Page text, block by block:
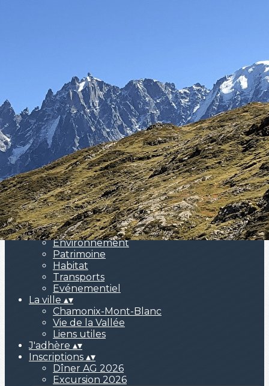
Ajoutez un logo, un bouton, des réseaux sociaux
Cliquez pour éditer
Actualités▴▾
L'association▴▾
Missions
Statuts
Notre équipe
Assemblées Générales
Les enjeux▴▾
Les enjeux de la vallée
Environnement
Patrimoine
Habitat
Transports
Evénementiel
La ville ▴▾
Chamonix-Mont-Blanc
Vie de la Vallée
Liens utiles
J'adhère ▴▾
Inscriptions ▴▾
Dîner AG 2026
Excursion 2026